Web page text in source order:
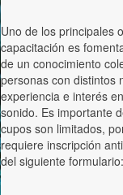
Uno de los principales
capacitación es
de un conocimiento
personas con distintos
experiencia e interés
sonido. Es importante
cupos son limitados,
requiere inscripción
del siguiente formulario: